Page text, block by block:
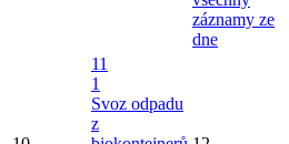
záznamy ze
dne
11
1
Svoz odpadu
z